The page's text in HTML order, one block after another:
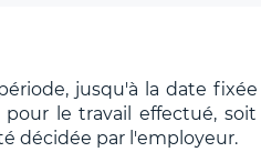
jusqu'à la date
pour le travail effectué,
décidée par l'employeur.